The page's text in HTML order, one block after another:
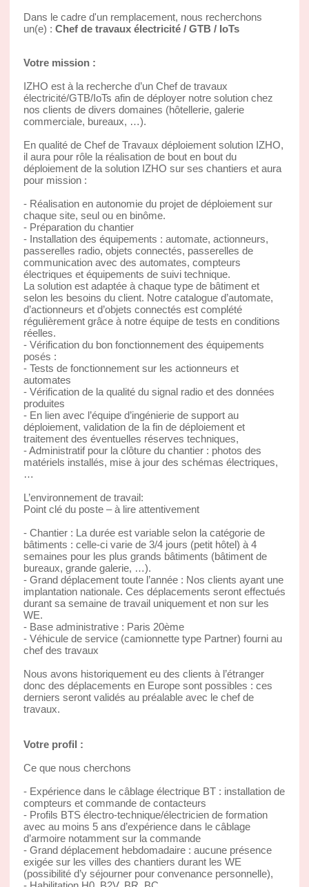
Dans le cadre d'un remplacement, nous recherchons
un(e) : Chef de travaux électricité / GTB / IoTs
Votre mission :
IZHO est à la recherche d’un Chef de travaux
électricité/GTB/IoTs afin de déployer notre solution chez
nos clients de divers domaines (hôtellerie, galerie
commerciale, bureaux, …).
En qualité de Chef de Travaux déploiement solution IZHO,
il aura pour rôle la réalisation de bout en bout du
déploiement de la solution IZHO sur ses chantiers et aura
pour mission :
- Réalisation en autonomie du projet de déploiement sur
chaque site, seul ou en binôme.
- Préparation du chantier
- Installation des équipements : automate, actionneurs,
passerelles radio, objets connectés, passerelles de
communication avec des automates, compteurs
électriques et équipements de suivi technique.
La solution est adaptée à chaque type de bâtiment et
selon les besoins du client. Notre catalogue d’automate,
d’actionneurs et d’objets connectés est complété
régulièrement grâce à notre équipe de tests en conditions
réelles.
- Vérification du bon fonctionnement des équipements
posés :
- Tests de fonctionnement sur les actionneurs et
automates
- Vérification de la qualité du signal radio et des données
produites
- En lien avec l’équipe d’ingénierie de support au
déploiement, validation de la fin de déploiement et
traitement des éventuelles réserves techniques,
- Administratif pour la clôture du chantier : photos des
matériels installés, mise à jour des schémas électriques,
…
L’environnement de travail:
Point clé du poste – à lire attentivement
- Chantier : La durée est variable selon la catégorie de
bâtiments : celle-ci varie de 3/4 jours (petit hôtel) à 4
semaines pour les plus grands bâtiments (bâtiment de
bureaux, grande galerie, …).
- Grand déplacement toute l’année : Nos clients ayant une
implantation nationale. Ces déplacements seront effectués
durant sa semaine de travail uniquement et non sur les
WE.
- Base administrative : Paris 20ème
- Véhicule de service (camionnette type Partner) fourni au
chef des travaux
Nous avons historiquement eu des clients à l’étranger
donc des déplacements en Europe sont possibles : ces
derniers seront validés au préalable avec le chef de
travaux.
Votre profil :
Ce que nous cherchons
- Expérience dans le câblage électrique BT : installation de
compteurs et commande de contacteurs
- Profils BTS électro-technique/électricien de formation
avec au moins 5 ans d’expérience dans le câblage
d’armoire notamment sur la commande
- Grand déplacement hebdomadaire : aucune présence
exigée sur les villes des chantiers durant les WE
(possibilité d’y séjourner pour convenance personnelle),